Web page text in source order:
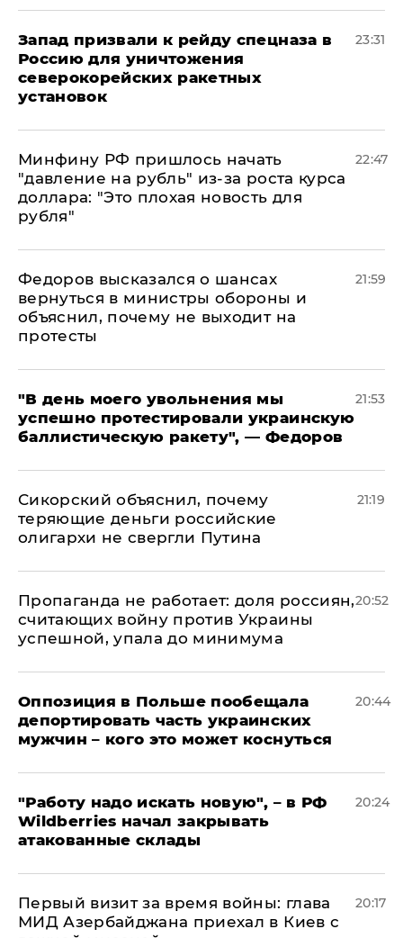
Запад призвали к рейду спецназа в
Россию для уничтожения
северокорейских ракетных
установок
23:31
Минфину РФ пришлось начать
"давление на рубль" из-за роста курса
доллара: "Это плохая новость для
рубля"
22:47
Федоров высказался о шансах
вернуться в министры обороны и
объяснил, почему не выходит на
протесты
21:59
​"В день моего увольнения мы
успешно протестировали украинскую
баллистическую ракету", — Федоров
21:53
Сикорский объяснил, почему
теряющие деньги российские
олигархи не свергли Путина
21:19
​Пропаганда не работает: доля россиян,
считающих войну против Украины
успешной, упала до минимума
20:52
Оппозиция в Польше пообещала
депортировать часть украинских
мужчин – кого это может коснуться
20:44
"Работу надо искать новую", – в РФ
Wildberries начал закрывать
атакованные склады
20:24
Первый визит за время войны: глава
МИД Азербайджана приехал в Киев с
20:17